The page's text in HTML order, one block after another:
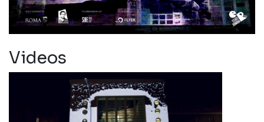
Videos